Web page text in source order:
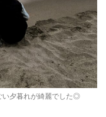
い夕暮れが綺麗でした◎